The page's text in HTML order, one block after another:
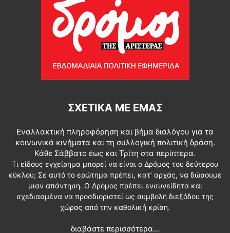
ΣΧΕΤΙΚΆ ΜΕ ΕΜΆΣ
Εναλλακτική πληροφόρηση και βήμα διαλόγου για τα
κοινωνικά κινήματα και τη συλλογική πολιτική δράση.
Κάθε Σάββατο έως και Τρίτη στα περίπτερα.
Τι είδους εγχείρημα μπορεί να είναι ο Δρόμος του δεύτερου
κύκλου; Σε αυτό το ερώτημα πρέπει, κατ’ αρχάς, να δώσουμε
μιαν απάντηση. Ο Δρόμος πρέπει ενσυνείδητα και
σχεδιασμένα να προσδιοριστεί ως συμβολή διεξόδου της
χώρας από την καθολική κρίση.
διαβάστε περισσότερα...